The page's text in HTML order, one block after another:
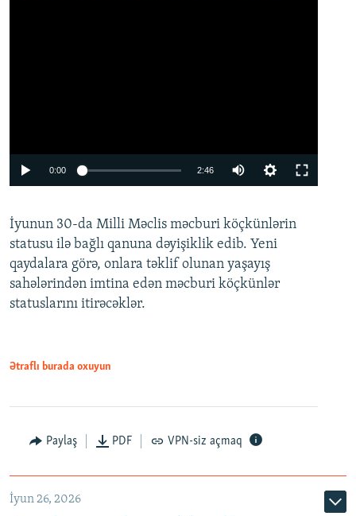
Auto 240p 360p 480p
720p 1080p
0:00 2:46
360p
480p
720p
İyunun 30-da Milli Məclis məcburi köçkünlərin
statusu ilə bağlı qanuna dəyişiklik edib. Yeni
qaydalara görə, onlara təklif olunan yaşayış
sahələrindən imtina edən məcburi köçkünlər
statuslarını itirəcəklər.
Ətraflı burada oxuyun
Paylaş PDF VPN-siz açmaq
İyun 26, 2026